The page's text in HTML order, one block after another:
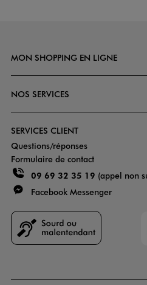
MON SHOPPING EN LIGNE
NOS SERVICES
SERVICES CLIENT
Questions/réponses
Formulaire de contact
09 69 32 35 19 (appel non
Facebook Messenger